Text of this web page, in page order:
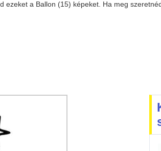
ezeket a Ballon (15) képeket. Ha meg